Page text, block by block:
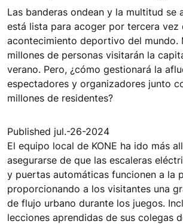
Las banderas ondean y la multitud se
está lista para acoger por tercera vez
acontecimiento deportivo del mundo.
millones de personas visitarán la
verano. Pero, ¿cómo gestionará la
espectadores y organizadores junto
millones de residentes?
Published jul.-26-2024
El equipo local de KONE ha ido más
asegurarse de que las escaleras
y puertas automáticas funcionen a la
proporcionando a los visitantes una
de flujo urbano durante los juegos.
lecciones aprendidas de sus colegas